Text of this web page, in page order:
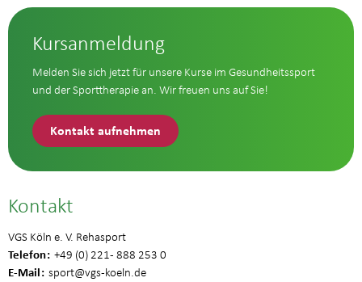
Kursanmeldung
Melden Sie sich jetzt für unsere Kurse im Gesundheitssport
und der Sporttherapie an. Wir freuen uns auf Sie!
Kontakt aufnehmen
Kontakt
VGS Köln e. V. Rehasport
Telefon +49 (0) 221 - 888 253 0
E-Mail sport@vgs-koeln.de